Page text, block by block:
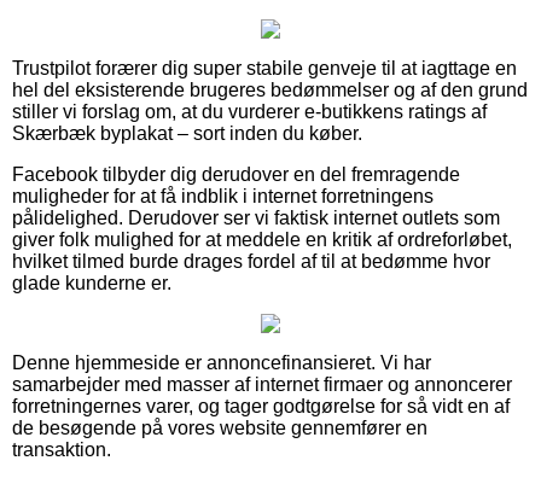
Trustpilot forærer dig super stabile genveje til at iagttage en
hel del eksisterende brugeres bedømmelser og af den grund
stiller vi forslag om, at du vurderer e-butikkens ratings af
Skærbæk byplakat – sort inden du køber.
Facebook tilbyder dig derudover en del fremragende
muligheder for at få indblik i internet forretningens
pålidelighed. Derudover ser vi faktisk internet outlets som
giver folk mulighed for at meddele en kritik af ordreforløbet,
hvilket tilmed burde drages fordel af til at bedømme hvor
glade kunderne er.
Denne hjemmeside er annoncefinansieret. Vi har
samarbejder med masser af internet firmaer og annoncerer
forretningernes varer, og tager godtgørelse for så vidt en af
de besøgende på vores website gennemfører en
transaktion.